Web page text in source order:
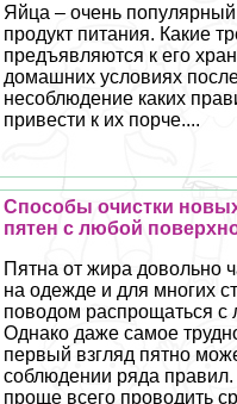
Яйца – очень
продукт питания. Какие
предъявляются к его
домашних условиях
несоблюдение каких
привести к их порче....
Способы очистки
пятен с любой
Пятна от жира довольно
на одежде и для многих
поводом распрощаться
Однако даже самое
первый взгляд пятно
соблюдении ряда
проще всего проводить